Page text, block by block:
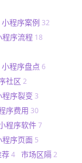
小程序案例 32
程序流程 18
小程序盘点 6
社区 2
程序裂变 3
序费用 30
程序软件7
程序页面 5
荐4 市场区隔2